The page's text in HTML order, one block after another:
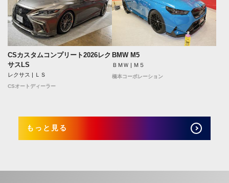
CSカスタムコンプリート2026レク
サスLS
レクサス | ＬＳ
CSオートディーラー
BMW M5
ＢＭＷ | Ｍ５
橋本コーポレーション
もっと見る